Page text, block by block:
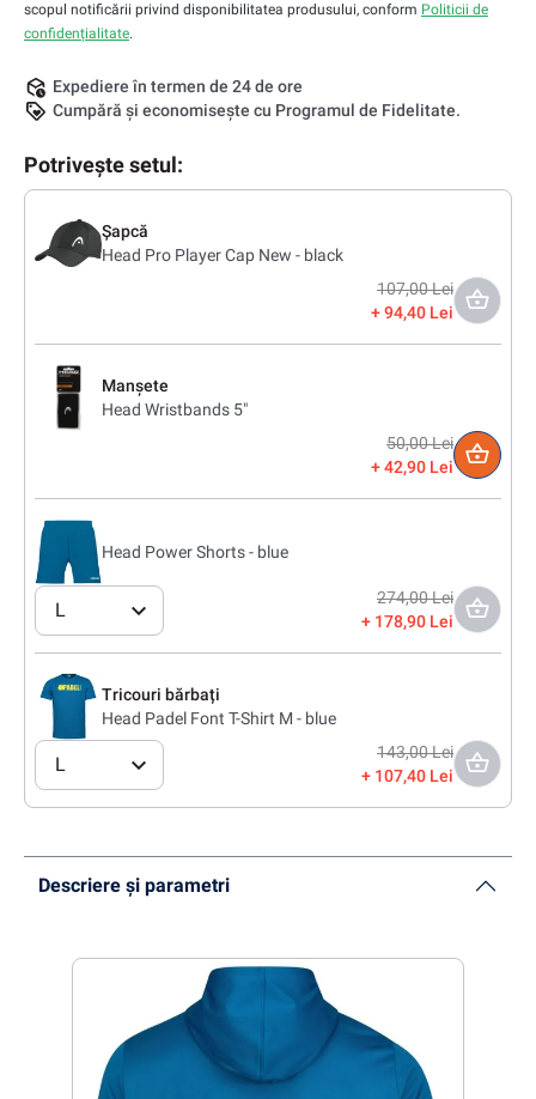
scopul notificării privind disponibilitatea produsului, conform Politicii de
confidențialitate.
Expediere în termen de 24 de ore
Cumpără și economisește cu Programul de Fidelitate.
Potrivește setul:
Șapcă
Head Pro Player Cap New - black
107,00 Lei
94,40 Lei
Manșete
Head Wristbands 5"
50,00 Lei
42,90 Lei
Head Power Shorts - blue
L
274,00 Lei
178,90 Lei
Tricouri bărbați
Head Padel Font T-Shirt M - blue
L
143,00 Lei
107,40 Lei
Descriere și parametri